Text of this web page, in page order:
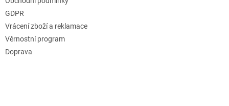
GDPR
Vrácení zboží a reklamace
Věrnostní program
Doprava